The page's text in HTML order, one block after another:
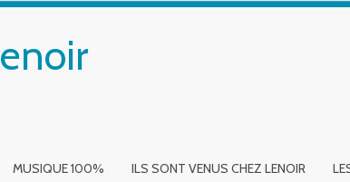
MUSIQUE 100% ILS SONT VENUS CHEZ LENOIR